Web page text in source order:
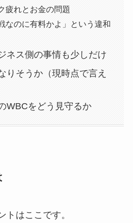
疲れとお金の問題
なのに有料かよ」という違和
ネス側の事情も少しだけ
りそうか（現時点で言え
WBCをどう見守るか
トはここです。